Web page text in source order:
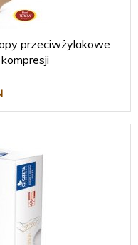
przeciwżylakowe